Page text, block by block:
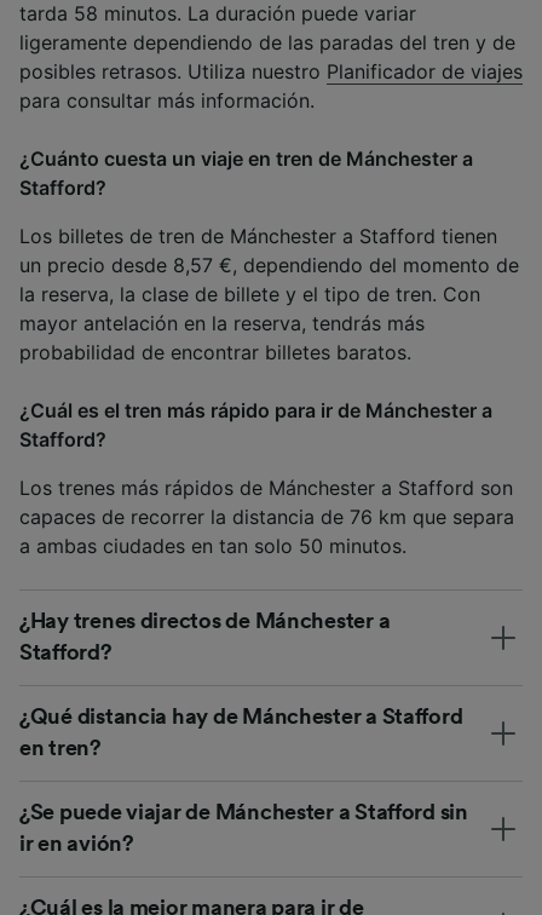
tarda 58 minutos. La duración puede variar
ligeramente dependiendo de las paradas del tren y de
posibles retrasos. Utiliza nuestro Planificador de viajes
para consultar más información.
¿Cuánto cuesta un viaje en tren de Mánchester a
Stafford?
Los billetes de tren de Mánchester a Stafford tienen
un precio desde 8,57 €, dependiendo del momento de
la reserva, la clase de billete y el tipo de tren. Con
mayor antelación en la reserva, tendrás más
probabilidad de encontrar billetes baratos.
¿Cuál es el tren más rápido para ir de Mánchester a
Stafford?
Los trenes más rápidos de Mánchester a Stafford son
capaces de recorrer la distancia de 76 km que separa
a ambas ciudades en tan solo 50 minutos.
¿Hay trenes directos de Mánchester a
Stafford?
¿Qué distancia hay de Mánchester a Stafford
en tren?
¿Se puede viajar de Mánchester a Stafford sin
ir en avión?
¿Cuál es la mejor manera para ir de